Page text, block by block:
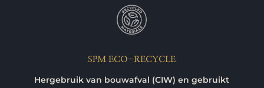
SPM ECO-RECYCLE
Hergebruik van bouwafval (CIW) en gebruikt